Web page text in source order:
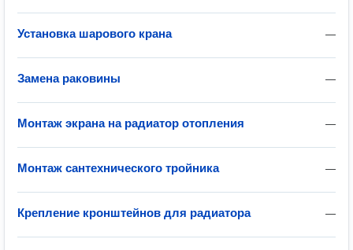
—
Установка шарового крана
—
Замена раковины
—
Монтаж экрана на радиатор отопления
—
Монтаж сантехнического тройника
—
Крепление кронштейнов для радиатора